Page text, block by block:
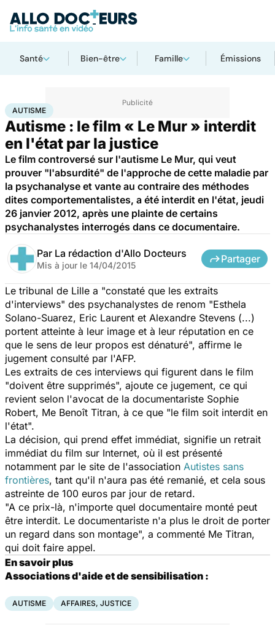
Santé Bien-être Famille Émissions
AccueilSanté Autisme
AUTISME
Autisme : le film « Le Mur » interdit
en l'état par la justice
Le film controversé sur l'autisme Le Mur, qui veut
prouver "l'absurdité" de l'approche de cette maladie par
la psychanalyse et vante au contraire des méthodes
dites comportementalistes, a été interdit en l'état, jeudi
26 janvier 2012, après une plainte de certains
psychanalystes interrogés dans ce documentaire.
Par La rédaction d'Allo Docteurs
Mis à jour le 14/04/2015
Partager
Le tribunal de Lille a "constaté que les extraits
d'interviews" des psychanalystes de renom "Esthela
Solano-Suarez, Eric Laurent et Alexandre Stevens (...)
portent atteinte à leur image et à leur réputation en ce
que le sens de leur propos est dénaturé", affirme le
jugement consulté par l'AFP.
Les extraits de ces interviews qui figurent dans le film
"doivent être supprimés", ajoute ce jugement, ce qui
revient selon l'avocat de la documentariste Sophie
Robert, Me Benoît Titran, à ce que "le film soit interdit en
l'état".
La décision, qui prend effet immédiat, signifie un retrait
immédiat du film sur Internet, où il est présenté
notamment par le site de l'association Autistes sans
frontières, tant qu'il n'aura pas été remanié, et cela sous
astreinte de 100 euros par jour de retard.
"A ce prix-là, n'importe quel documentaire monté peut
être interdit. Le documentariste n'a plus le droit de porter
un regard dans son montage", a commenté Me Titran,
qui doit faire appel.
En savoir plus
Associations d'aide et de sensibilisation :
AUTISME AFFAIRES, JUSTICE